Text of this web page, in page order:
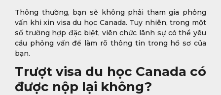
Thông thường, bạn sẽ không phải tham gia phỏng
vấn khi xin visa du học Canada. Tuy nhiên, trong một
số trường hợp đặc biệt, viên chức lãnh sự có thể yêu
cầu phỏng vấn để làm rõ thông tin trong hồ sơ của
bạn.
Trượt visa du học Canada có
được nộp lại không?